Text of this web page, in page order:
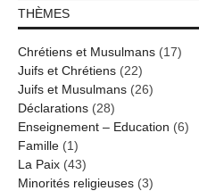
THÈMES
Chrétiens et Musulmans (17)
Juifs et Chrétiens (22)
Juifs et Musulmans (26)
Déclarations (28)
Enseignement – Education (6)
Famille (1)
La Paix (43)
Minorités religieuses (3)